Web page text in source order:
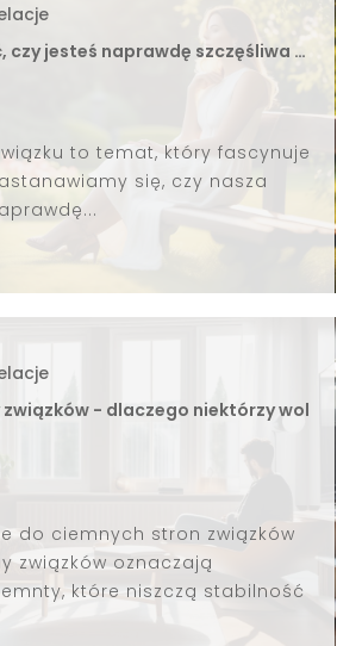
czy jesteś naprawdę szczęśliwa …
to temat, który fascynuje
się, czy nasza
związków - dlaczego niektórzy wol
do ciemnych stron związków
związków oznaczają
które niszczą stabilność